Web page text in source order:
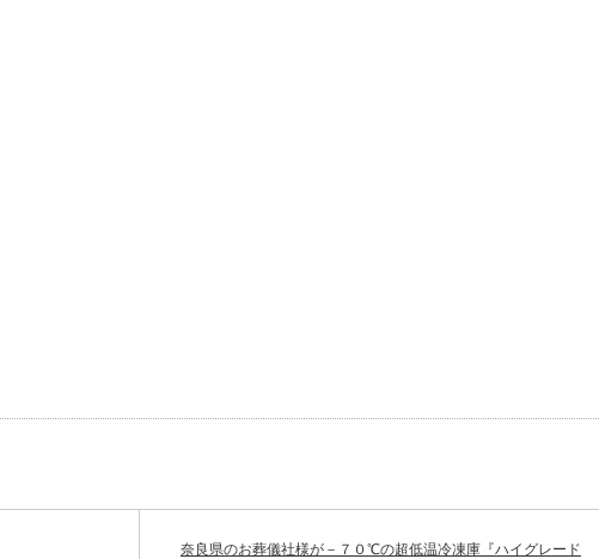
奈良県のお葬儀社様が－７０℃の超低温冷凍庫『ハイグレード